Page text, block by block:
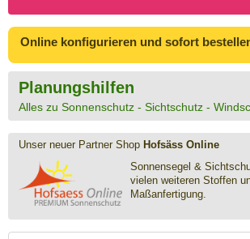
Online konfigurieren und sofort
Planungshilfen
Alles zu Sonnenschutz - Sichtschutz -
Unser neuer Partner Shop Hofsäss Online
Sonnensegel &
vielen weiteren Stoffen
Maßanfertigung.